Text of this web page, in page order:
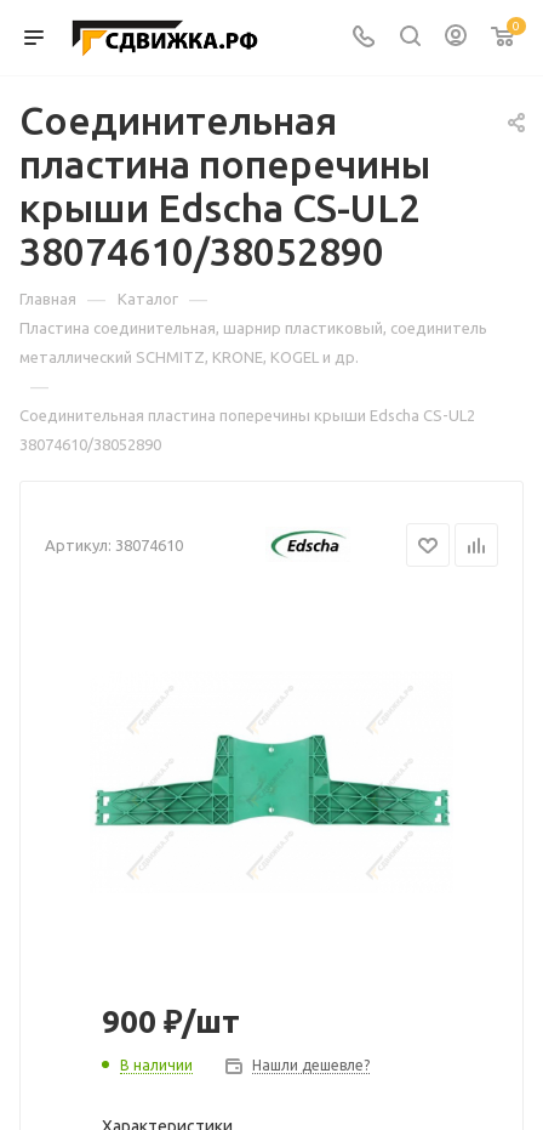
0
Соединительная
пластина поперечины
крыши Edscha CS-UL2
38074610/38052890
Главная — Каталог —
Пластина соединительная, шарнир пластиковый, соединитель
металлический SCHMITZ, KRONE, KOGEL и др.
—
Соединительная пластина поперечины крыши Edscha CS-UL2
38074610/38052890
Артикул: 38074610
900 ₽/шт
В наличии Нашли дешевле?